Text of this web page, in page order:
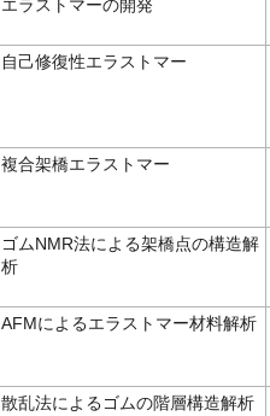
エラストマーの開発
自己修復性エラストマー
複合架橋エラストマー
ゴムNMR法による架橋点の構造解
析
AFMによるエラストマー材料解析
散乱法によるゴムの階層構造解析